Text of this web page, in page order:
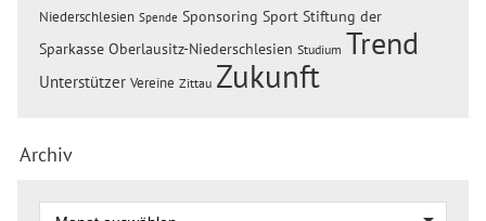
Niederschlesien Spende Sponsoring Sport Stiftung der
Sparkasse Oberlausitz-Niederschlesien Studium Trend
Unterstützer Vereine Zittau Zukunft
Archiv